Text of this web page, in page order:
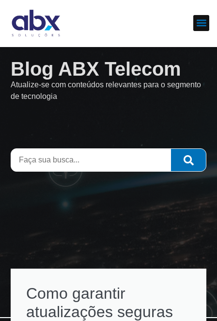
Blog ABX Telecom
Atualize-se com conteúdos relevantes para o segmento
de tecnologia
Como garantir
atualizações seguras